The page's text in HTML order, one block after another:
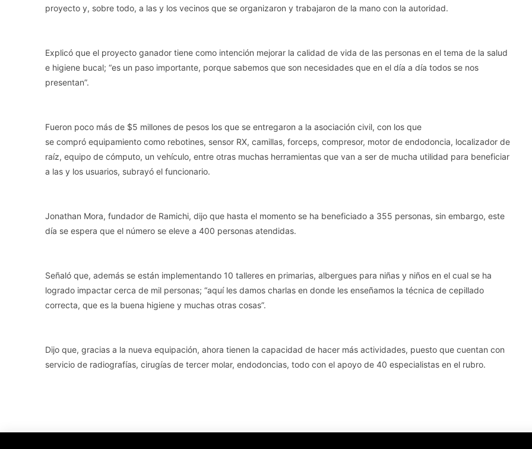
proyecto y, sobre todo, a las y los vecinos que se organizaron y trabajaron de la mano con la autoridad.
Explicó que el proyecto ganador tiene como intención mejorar la calidad de vida de las personas en el tema de la salud
e higiene bucal; “es un paso importante, porque sabemos que son necesidades que en el día a día todos se nos
presentan”.
Fueron poco más de $5 millones de pesos los que se entregaron a la asociación civil, con los que
se compró equipamiento como rebotines, sensor RX, camillas, forceps, compresor, motor de endodoncia, localizador de
raíz, equipo de cómputo, un vehículo, entre otras muchas herramientas que van a ser de mucha utilidad para beneficiar
a las y los usuarios, subrayó el funcionario.
Jonathan Mora, fundador de Ramichi, dijo que hasta el momento se ha beneficiado a 355 personas, sin embargo, este
día se espera que el número se eleve a 400 personas atendidas.
Señaló que, además se están implementando 10 talleres en primarias, albergues para niñas y niños en el cual se ha
logrado impactar cerca de mil personas; “aquí les damos charlas en donde les enseñamos la técnica de cepillado
correcta, que es la buena higiene y muchas otras cosas”.
Dijo que, gracias a la nueva equipación, ahora tienen la capacidad de hacer más actividades, puesto que cuentan con
servicio de radiografías, cirugías de tercer molar, endodoncias, todo con el apoyo de 40 especialistas en el rubro.